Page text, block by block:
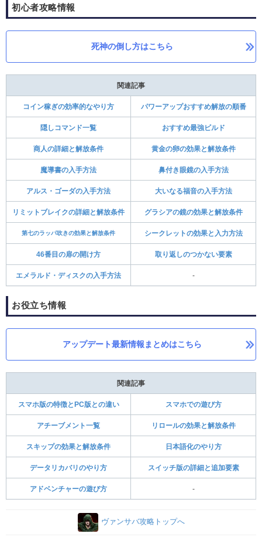
初心者攻略情報
死神の倒し方はこちら
関連記事
コイン稼ぎの効率的なやり方 パワーアップおすすめ解放の順番
隠しコマンド一覧 おすすめ最強ビルド
商人の詳細と解放条件 黄金の卵の効果と解放条件
魔導書の入手方法 鼻付き眼鏡の入手方法
アルス・ゴーダの入手方法 大いなる福音の入手方法
リミットブレイクの詳細と解放条件 グラシアの鏡の効果と解放条件
第七のラッパ吹きの効果と解放条件 シークレットの効果と入力方法
46番目の扉の開け方 取り返しのつかない要素
エメラルド・ディスクの入手方法 -
お役立ち情報
アップデート最新情報まとめはこちら
関連記事
スマホ版の特徴とPC版との違い スマホでの遊び方
アチーブメント一覧 リロールの効果と解放条件
スキップの効果と解放条件 日本語化のやり方
データリカバリのやり方 スイッチ版の詳細と追加要素
アドベンチャーの遊び方 -
ヴァンサバ攻略トップへ